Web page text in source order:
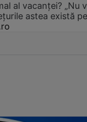
al vacanței? „Nu
astea există